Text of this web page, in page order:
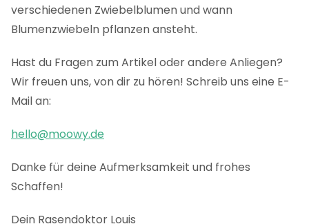
verschiedenen Zwiebelblumen und wann
Blumenzwiebeln pflanzen ansteht.
Hast du Fragen zum Artikel oder andere Anliegen?
Wir freuen uns, von dir zu hören! Schreib uns eine E-
Mail an:
hello@moowy.de
Danke für deine Aufmerksamkeit und frohes
Schaffen!
Dein Rasendoktor Louis